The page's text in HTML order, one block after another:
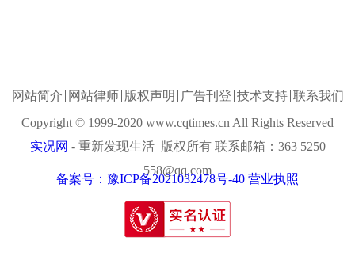
网站简介 网站律师 版权声明 广告刊登 技术支持 联系我们
Copyright © 1999-2020 www.cqtimes.cn All Rights Reserved
实况网 - 重新发现生活 版权所有 联系邮箱：363 5250
558@qq.com
备案号：豫ICP备2021032478号-40 营业执照